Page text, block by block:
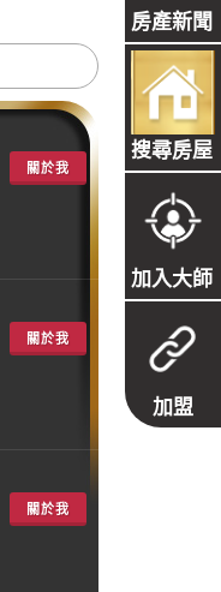
房產新聞
搜尋房屋
加入大師
加盟
關於我
關於我
關於我